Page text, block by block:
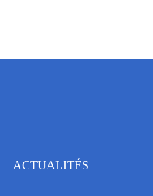
ACTUALITÉS